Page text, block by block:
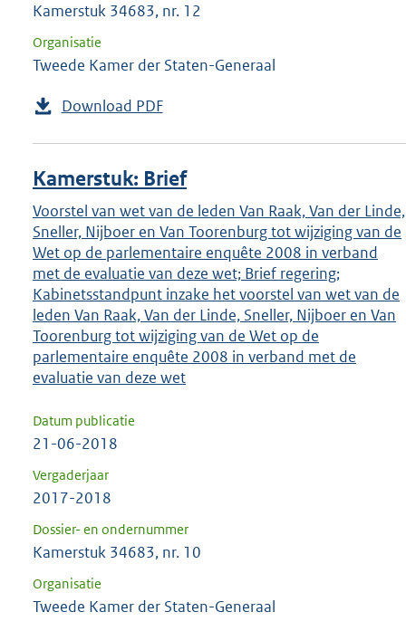
Kamerstuk 34683, nr. 12
Organisatie
Tweede Kamer der Staten-Generaal
Download PDF
Kamerstuk: Brief
Voorstel van wet van de leden Van Raak, Van der Linde,
Sneller, Nijboer en Van Toorenburg tot wijziging van de
Wet op de parlementaire enquête 2008 in verband
met de evaluatie van deze wet; Brief regering;
Kabinetsstandpunt inzake het voorstel van wet van de
leden Van Raak, Van der Linde, Sneller, Nijboer en Van
Toorenburg tot wijziging van de Wet op de
parlementaire enquête 2008 in verband met de
evaluatie van deze wet
Datum publicatie
21-06-2018
Vergaderjaar
2017-2018
Dossier- en ondernummer
Kamerstuk 34683, nr. 10
Organisatie
Tweede Kamer der Staten-Generaal